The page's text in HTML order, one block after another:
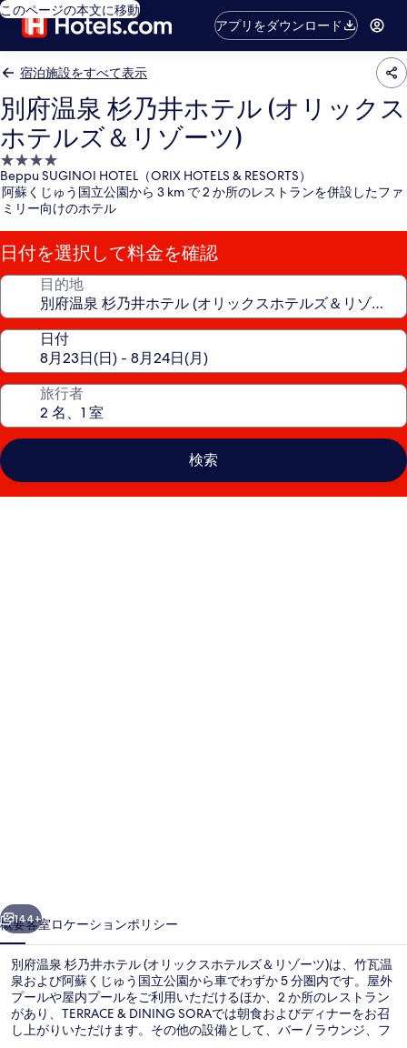
このページの本文に移動
アプリをダウンロード
宿泊施設をすべて表示
別府温泉 杉乃井ホテル (オリックス
ホテルズ＆リゾーツ)
4.0
つ
星
宿
泊
施
設
Beppu SUGINOI HOTEL（ORIX HOTELS & RESORTS）
阿蘇くじゅう国立公園から 3 km で 2 か所のレストランを併設したファ
ミリー向けのホテル
日付を選択して料金を確認
目的地
日付
旅行者
検索
ホ
テ
ル
(オ
リ
次へ
144+
概要客室ロケーションポリシー
別府温泉 杉乃井ホテル (オリックスホテルズ＆リゾーツ)は、竹瓦温
泉および阿蘇くじゅう国立公園から車でわずか 5 分圏内です。屋外
プールや屋内プールをご利用いただけるほか、2 か所のレストラン
があり、TERRACE & DINING SORAでは朝食およびディナーをお召
し上がりいただけます。その他の設備として、バー / ラウンジ、フ